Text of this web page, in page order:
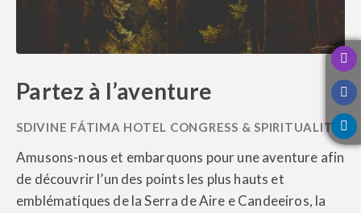
Partez à l’aventure
Amusons-nous et embarquons pour une aventure afin
de découvrir l’un des points les plus hauts et
emblématiques de la Serra de Aire e Candeeiros, la